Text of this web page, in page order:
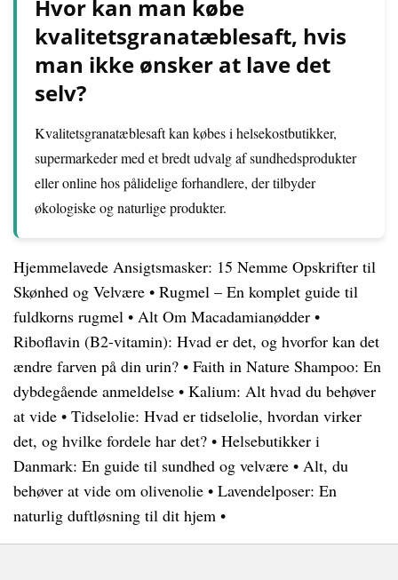
Hvor kan man købe
kvalitetsgranatæblesaft, hvis
man ikke ønsker at lave det
selv?
Kvalitetsgranatæblesaft kan købes i helsekostbutikker,
supermarkeder med et bredt udvalg af sundhedsprodukter
eller online hos pålidelige forhandlere, der tilbyder
økologiske og naturlige produkter.
Hjemmelavede Ansigtsmasker: 15 Nemme Opskrifter til
Skønhed og Velvære • Rugmel – En komplet guide til
fuldkorns rugmel • Alt Om Macadamianødder •
Riboflavin (B2-vitamin): Hvad er det, og hvorfor kan det
ændre farven på din urin? • Faith in Nature Shampoo: En
dybdegående anmeldelse • Kalium: Alt hvad du behøver
at vide • Tidselolie: Hvad er tidselolie, hvordan virker
det, og hvilke fordele har det? • Helsebutikker i
Danmark: En guide til sundhed og velvære • Alt, du
behøver at vide om olivenolie • Lavendelposer: En
naturlig duftløsning til dit hjem •